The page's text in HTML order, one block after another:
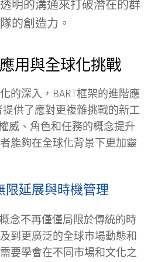
透明的溝通來打破潛在的群
的創造力。
用與全球化挑戰
的深入，BART框架的進階應
供了應對更複雜挑戰的新工
威、角色和任務的概念提升
能夠在全球化背景下更加靈
限延展與時機管理
念不再僅僅局限於傳統的時
到更廣泛的全球市場動態和
要學會在不同市場和文化之